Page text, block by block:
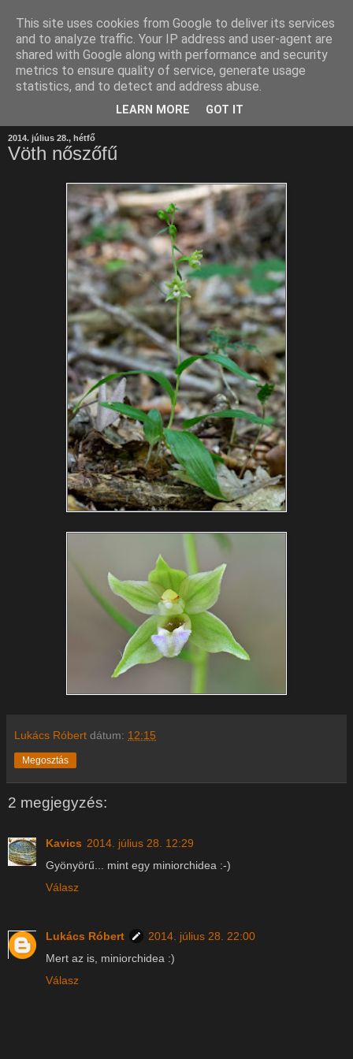
2014. július 28., hétfő
Vöth nőszőfű
Lukács Róbert dátum: 12:15
Megosztás
2 megjegyzés:
Kavics 2014. július 28. 12:29
Gyönyörű... mint egy miniorchidea :-)
Válasz
Lukács Róbert
2014. július 28. 22:00
Mert az is, miniorchidea :)
Válasz
This site uses cookies from Google to deliver its services
and to analyze traffic. Your IP address and user-agent are
shared with Google along with performance and security
metrics to ensure quality of service, generate usage
statistics, and to detect and address abuse.
LEARN MORE GOT IT